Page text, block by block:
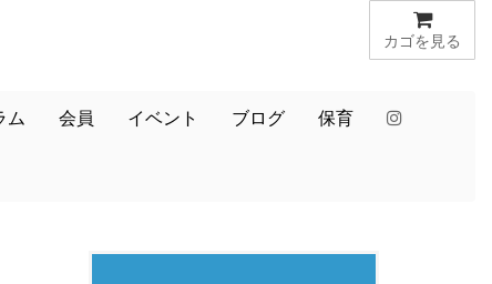
カゴを見る
ム 会員 イベント ブログ 保育